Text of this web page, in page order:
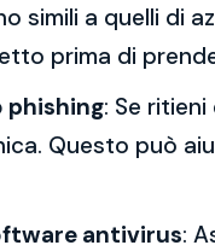
simili a quelli di
prima di
phishing: Se
Questo può
antivirus: